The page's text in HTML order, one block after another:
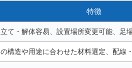
特徴
て・解体容易、設置場所変更可能、足
構造や用途に合わせた材料選定、配線